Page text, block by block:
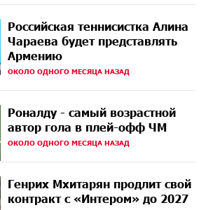
Центр продаж и обслуживания Ucom
адресу ул. Шаумяна, 24/2 в Арарате
Карабах не был в составе
Азербайджана. Аршак Карапетян
министр Словакии обратился к
страны с просьбой содействовать
армянских заключенных,
в Азербайджане
вооружается Азербайджан? Аршак
Ucom в спортивной школе Вайка
Российская теннисистка Алина
Чараева будет представлять
Армению
ОКОЛО ОДНОГО МЕСЯЦА НАЗАД
Роналду - самый возрастной
автор гола в плей-офф ЧМ
ОКОЛО ОДНОГО МЕСЯЦА НАЗАД
Генрих Мхитарян продлит свой
контракт с «Интером» до 2027